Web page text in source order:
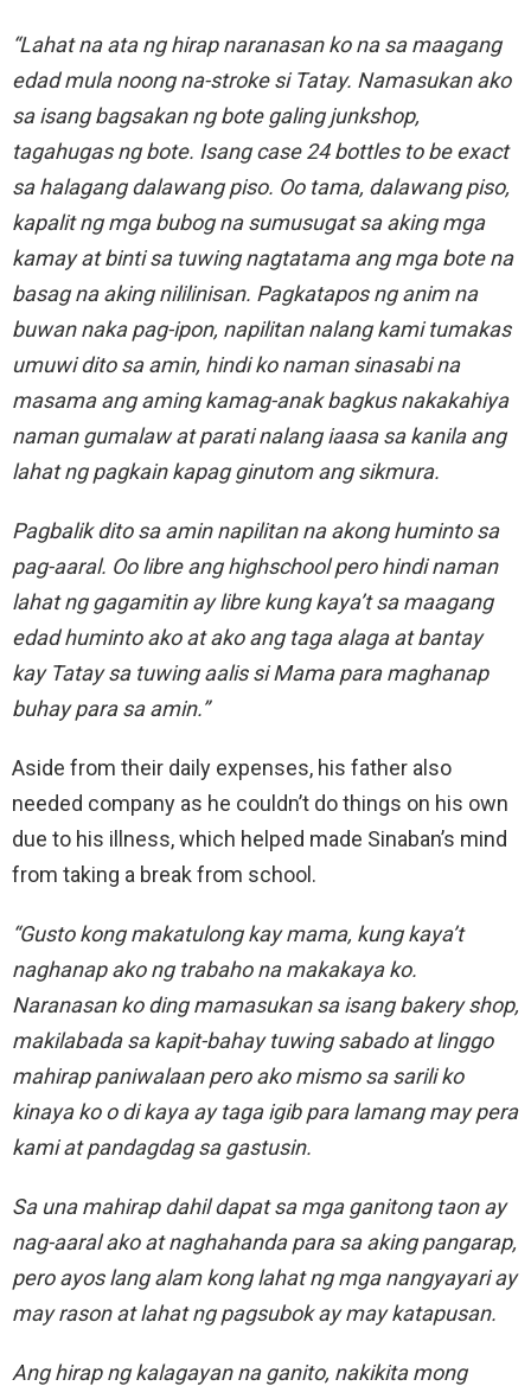
“Lahat na ata ng hirap naranasan ko na sa maagang
edad mula noong na-stroke si Tatay. Namasukan ako
sa isang bagsakan ng bote galing junkshop,
tagahugas ng bote. Isang case 24 bottles to be exact
sa halagang dalawang piso. Oo tama, dalawang piso,
kapalit ng mga bubog na sumusugat sa aking mga
kamay at binti sa tuwing nagtatama ang mga bote na
basag na aking nililinisan. Pagkatapos ng anim na
buwan naka pag-ipon, napilitan nalang kami tumakas
umuwi dito sa amin, hindi ko naman sinasabi na
masama ang aming kamag-anak bagkus nakakahiya
naman gumalaw at parati nalang iaasa sa kanila ang
lahat ng pagkain kapag ginutom ang sikmura.
Pagbalik dito sa amin napilitan na akong huminto sa
pag-aaral. Oo libre ang highschool pero hindi naman
lahat ng gagamitin ay libre kung kaya’t sa maagang
edad huminto ako at ako ang taga alaga at bantay
kay Tatay sa tuwing aalis si Mama para maghanap
buhay para sa amin.”
Aside from their daily expenses, his father also
needed company as he couldn’t do things on his own
due to his illness, which helped made Sinaban’s mind
from taking a break from school.
“Gusto kong makatulong kay mama, kung kaya’t
naghanap ako ng trabaho na makakaya ko.
Naranasan ko ding mamasukan sa isang bakery shop,
makilabada sa kapit-bahay tuwing sabado at linggo
mahirap paniwalaan pero ako mismo sa sarili ko
kinaya ko o di kaya ay taga igib para lamang may pera
kami at pandagdag sa gastusin.
Sa una mahirap dahil dapat sa mga ganitong taon ay
nag-aaral ako at naghahanda para sa aking pangarap,
pero ayos lang alam kong lahat ng mga nangyayari ay
may rason at lahat ng pagsubok ay may katapusan.
Ang hirap ng kalagayan na ganito, nakikita mong